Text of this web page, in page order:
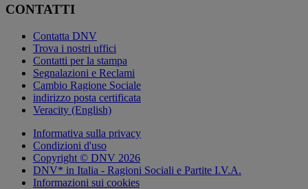
CONTATTI
Contatta DNV
Trova i nostri uffici
Contatti per la stampa
Segnalazioni e Reclami
Cambio Ragione Sociale
indirizzo posta certificata
Veracity (English)
Informativa sulla privacy
Condizioni d'uso
Copyright © DNV 2026
DNV* in Italia - Ragioni Sociali e Partite I.V.A.
Informazioni sui cookies